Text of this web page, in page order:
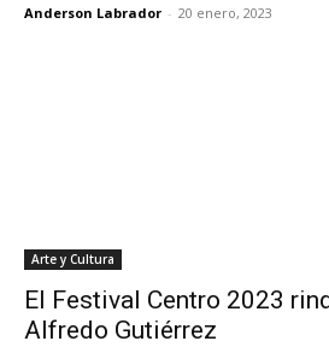
Anderson Labrador - 20 enero, 2023
Arte y Cultura
El Festival Centro 2023
Alfredo Gutiérrez